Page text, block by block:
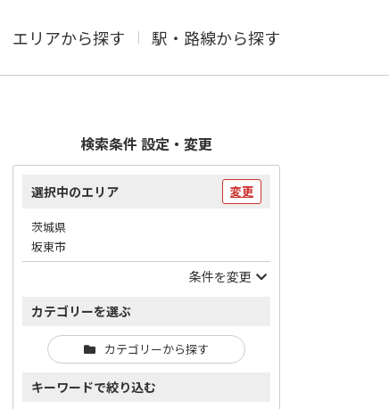
エリアから探す 駅・路線から探す
検索条件 設定・変更
選択中のエリア 変更
茨城県
坂東市
条件を変更
カテゴリーを選ぶ
カテゴリーから探す
キーワードで絞り込む